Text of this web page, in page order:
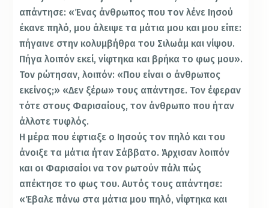
απάντησε: «Ένας άνθρωπος που τον λένε Ιησού
έκανε πηλό, μου άλειψε τα μάτια μου και μου είπε:
πήγαινε στην κολυμβήθρα του Σιλωάμ και νίψου.
Πήγα λοιπόν εκεί, νίφτηκα και βρήκα το φως μου».
Τον ρώτησαν, λοιπόν: «Που είναι ο άνθρωπος
εκείνος;» «Δεν ξέρω» τους απάντησε. Τον έφεραν
τότε στους Φαρισαίους, τον άνθρωπο που ήταν
άλλοτε τυφλός.
Η μέρα που έφτιαξε ο Ιησούς τον πηλό και του
άνοιξε τα μάτια ήταν Σάββατο. Άρχισαν λοιπόν
και οι Φαρισαίοι να τον ρωτούν πάλι πώς
απέκτησε το φως του. Αυτός τους απάντησε:
«Έβαλε πάνω στα μάτια μου πηλό, νίφτηκα και